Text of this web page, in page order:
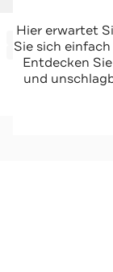
CLAIRE LUISE
Kleid schwarz
-70%*
Sale
Jetzt
Hier erwartet
Sie sich
Entdecken
und